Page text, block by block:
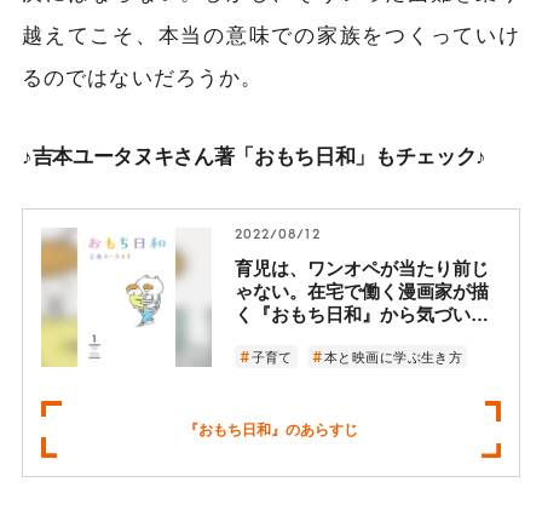
越えてこそ、本当の意味での家族をつくっていけ
るのではないだろうか。
♪吉本ユータヌキさん著「おもち日和」もチェック♪
2022/08/12
育児は、ワンオペが当たり前じ
ゃない。在宅で働く漫画家が描
く『おもち日和』から気づい
子育て 本と映画に学ぶ生き方
『おもち日和』のあらすじ